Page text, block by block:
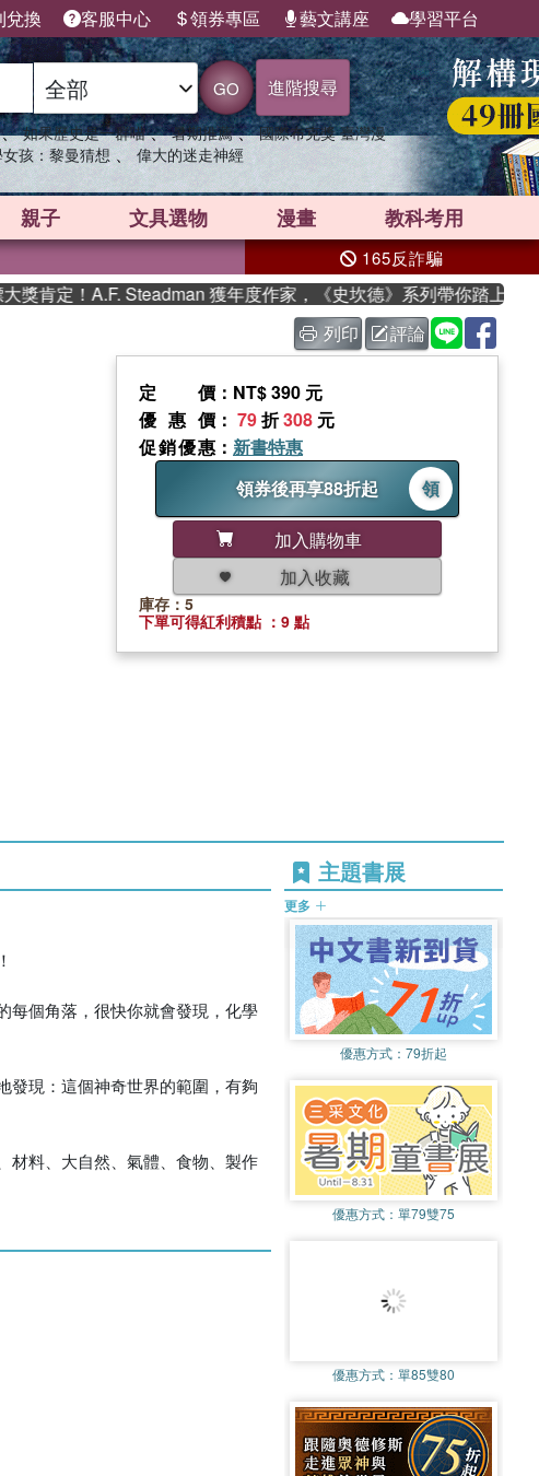
兌換 客服中心 領券專區 藝文講座 學習平台
GO 進階搜尋
、 如果歷史是一群喵 、 暑期推薦 、 國際布克獎 臺灣漫
孩：黎曼猜想 、 偉大的迷走神經
親子 文具選物 漫畫 教科考用
165反詐騙
定！A.F. Steadman 獲年度作家，《史坎德》系列帶你踏上熱血奇幻
列印 評論
定價 ：NT$ 390 元
優惠價 ： 79折308 元
促銷優惠 ： 新書特惠
領券後再享88折起
領
加入購物車
加入收藏
庫存：5
下單可得紅利積點 ：9 點
每個角落，很快你就會發現，化學
發現：這個神奇世界的範圍，有夠
材料、大自然、氣體、食物、製作
主題書展
更多
優惠方式： 79折起
優惠方式： 單79雙75
優惠方式： 單85雙80